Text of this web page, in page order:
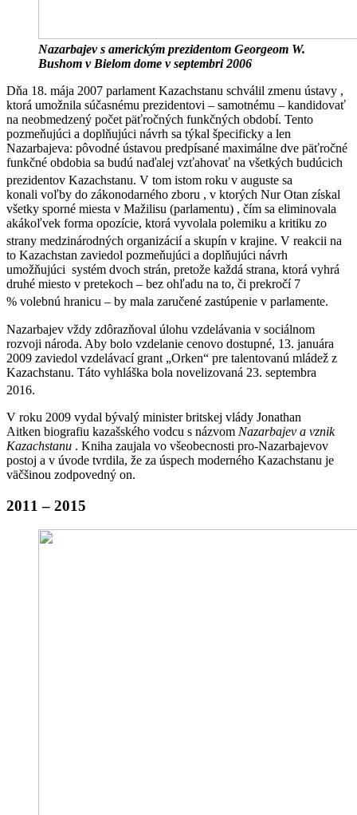
Nazarbajev s americkým prezidentom Georgeom W.
Bushom v Bielom dome v septembri 2006
Dňa 18. mája 2007 parlament Kazachstanu schválil zmenu ústavy ,
ktorá umožnila súčasnému prezidentovi – samotnému – kandidovať
na neobmedzený počet päťročných funkčných období. Tento
pozmeňujúci a doplňujúci návrh sa týkal špecificky a len
Nazarbajeva: pôvodné ústavou predpísané maximálne dve päťročné
funkčné obdobia sa budú naďalej vzťahovať na všetkých budúcich
prezidentov Kazachstanu. V tom istom roku v auguste sa
konali voľby do zákonodarného zboru , v ktorých Nur Otan získal
všetky sporné miesta v Mažilisu (parlamentu) , čím sa eliminovala
akákoľvek forma opozície, ktorá vyvolala polemiku a kritiku zo
strany medzinárodných organizácií a skupín v krajine. V reakcii na
to Kazachstan zaviedol pozmeňujúci a doplňujúci návrh
umožňujúci systém dvoch strán, pretože každá strana, ktorá vyhrá
druhé miesto v pretekoch – bez ohľadu na to, či prekročí 7
% volebnú hranicu – by mala zaručené zastúpenie v parlamente.
Nazarbajev vždy zdôrazňoval úlohu vzdelávania v sociálnom
rozvoji národa. Aby bolo vzdelanie cenovo dostupné, 13. januára
2009 zaviedol vzdelávací grant „Orken“ pre talentovanú mládež z
Kazachstanu. Táto vyhláška bola novelizovaná 23. septembra
2016.
V roku 2009 vydal bývalý minister britskej vlády Jonathan
Aitken biografiu kazašského vodcu s názvom Nazarbajev a vznik
Kazachstanu . Kniha zaujala vo všeobecnosti pro-Nazarbajevov
postoj a v úvode tvrdila, že za úspech moderného Kazachstanu je
väčšinou zodpovedný on.
2011 – 2015